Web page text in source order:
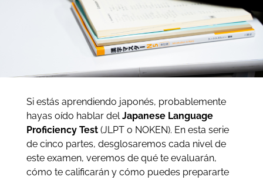
Si estás aprendiendo japonés, probablemente
hayas oído hablar delJapanese Language
Proficiency Test (JLPT o NOKEN). En esta serie
de cinco partes, desglosaremos cada nivel de
este examen, veremos de qué te evaluarán,
cómo te calificarán y cómo puedes prepararte